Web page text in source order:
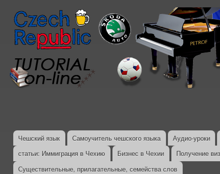
Главное меню
Чешский язык Самоучитель чешского языка
Аудио-уроки
статьи: Иммиграция в Чехию
Бизнес в Чехии
Получение
Существительные, прилагательные, семейства слов